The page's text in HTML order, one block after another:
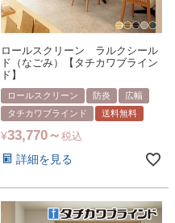
ロールスクリーン ラルクシール
ド（なごみ）【タチカワブライン
ド】
ロールスクリーン 防炎
広幅
タチカワブラインド
送料無料
¥33,770 税込
詳細を見る